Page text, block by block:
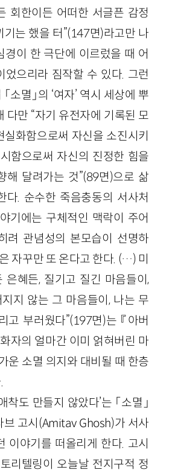
회한이든 어떠한 서글픈 감정
기는 했을 터”(147면)라고만 나
경이 한 극단에 이르렀을 때 어
었으리라 짐작할 수 있다. 그런
소멸」의 ‘여자’ 역시 세상에 뿌
다만 “자기 유전자에 기록된 모
실화함으로써 자신을 소진시키
함으로써 자신의 진정한 힘을
해 달려가는 것”(89면)으로 삶
다. 순수한 죽음충동의 서사처
기에는 구체적인 맥락이 주어
려 관념성의 본모습이 선명하
자꾸만 또 온다고 한다. (…) 미
은혜든, 질기고 질긴 마음들이,
지 않는 그 마음들이, 나는 무
고 부러웠다”(197면)는 『아버
자의 얼마간 이미 얽혀버린 마
운 소멸 의지와 대비될 때 한층
착도 만들지 않았다’는 「소멸」
브 고시(Amitav Ghosh)가 서사
이야기를 떠올리게 한다. 고시
리텔링이 오늘날 전지구적 정